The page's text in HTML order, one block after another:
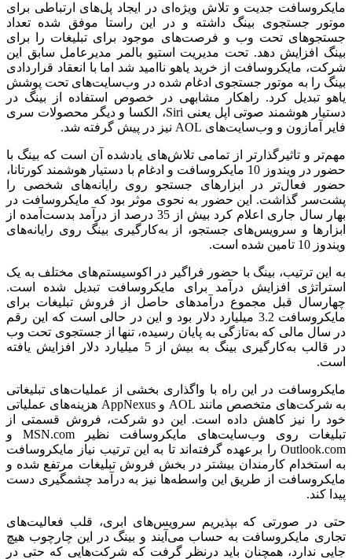
مایکروسافت جدیت و تلاش ویژه‌ای در ایجاد پل‌های ارتباطی برای
موتور جستجوی بینگ داشته و در این راستا موفق شده تعداد
جستجوهای تحت وب و فرصت‌های موجود برای تبلیغات را برای
بینگ افزایش دهد. تحت مدیریت استیو بالمر مدیرعامل سابق این
شرکت، مایکروسافت از خرید یاهو ناامید شد اما با انعقاد قراردادی
بینگ را به موتور جستجوی ادغام شده در وب‌سایت‌های تحت پوشش
یاهو تبدیل کرد. راهکار مشابهی در خصوص استفاده از بینگ در
دستیار هوشمند صوتی اپل یعنی Siri، الکسا و دیگر محصولات سری
فایر آمازون و وب‌سایت‌های AOL نیز در پیش گرفته شد.
مهم‌تر و تاثیرگذارتر از تمامی تلاش‌های یادشده آن است که بینگ با
حضور در ویندوز 10 مایکروسافت و ادغام با دستیار هوشمند کورتانا،
حضور فعال‌تر در ابزارهای جستجو روی رایانه‌های شخصی را
پشت‌سر گذاشت. این حضور به نحوی موثر بود که مایکروسافت در
بهار سال جاری اعلام کرد بیش از 35 درصد از درآمد بدست‌آمده از
ابزارها و سرویس‌های جستجو، از به‌کارگیری بینگ روی رایانه‌های
ویندوز 10 تامین شده است.
به این ترتیب، بینگ با حضور فراگیر در اکوسیستم‌های مختلف به یک
استراتژی افزایش درآمد برای مایکروسافت تبدیل شده است.
چهارسال قبل مجموع درآمدهای حاصل از فروش تبلیغات برای
مایکروسافت 3.2 میلیارد دلار بود و این در حالی است که این رقم
در سال مالی که به‌تازگی به‌ پایان رسیده، تنها از جستجوی تحت وب
در قالب به‌کارگیری بینگ به بیش از 5 میلیارد دلار افزایش یافته
است.
مایکروسافت در این راه با واگذاری بخشی از عملیات‌های تبلیغاتی
به شرکت‌های متخصص مانند AOL و AppNexus هزینه‌های عملیاتی
خود را نیز کاهش داده است. این دو شرکت، فروش قسمتی از
تبلیغات روی وب‌سایت‌های مایکروسافت نظیر MSN.com و
Outlook.com را برعهده گرفته‌اند تا به این ترتیب نیاز مایکروسافت
به استخدام کارمندان بیشتر در بخش فروش تبلیغات مرتفع شده و
مایکروسافت از طریق این واسطه‌ها نیز به درآمد چشمگیری دست
پیدا کند.
حتی در صورتی که بپذیریم سرویس‌های ابری، قلب فعالیت‌های
تجاری مایکروسافت به حساب می‌آیند و بینگ در این چارچوب هیچ
جایی ندارد، همچنان باید درنظر گرفت که شرکت‌هایی که حتی در